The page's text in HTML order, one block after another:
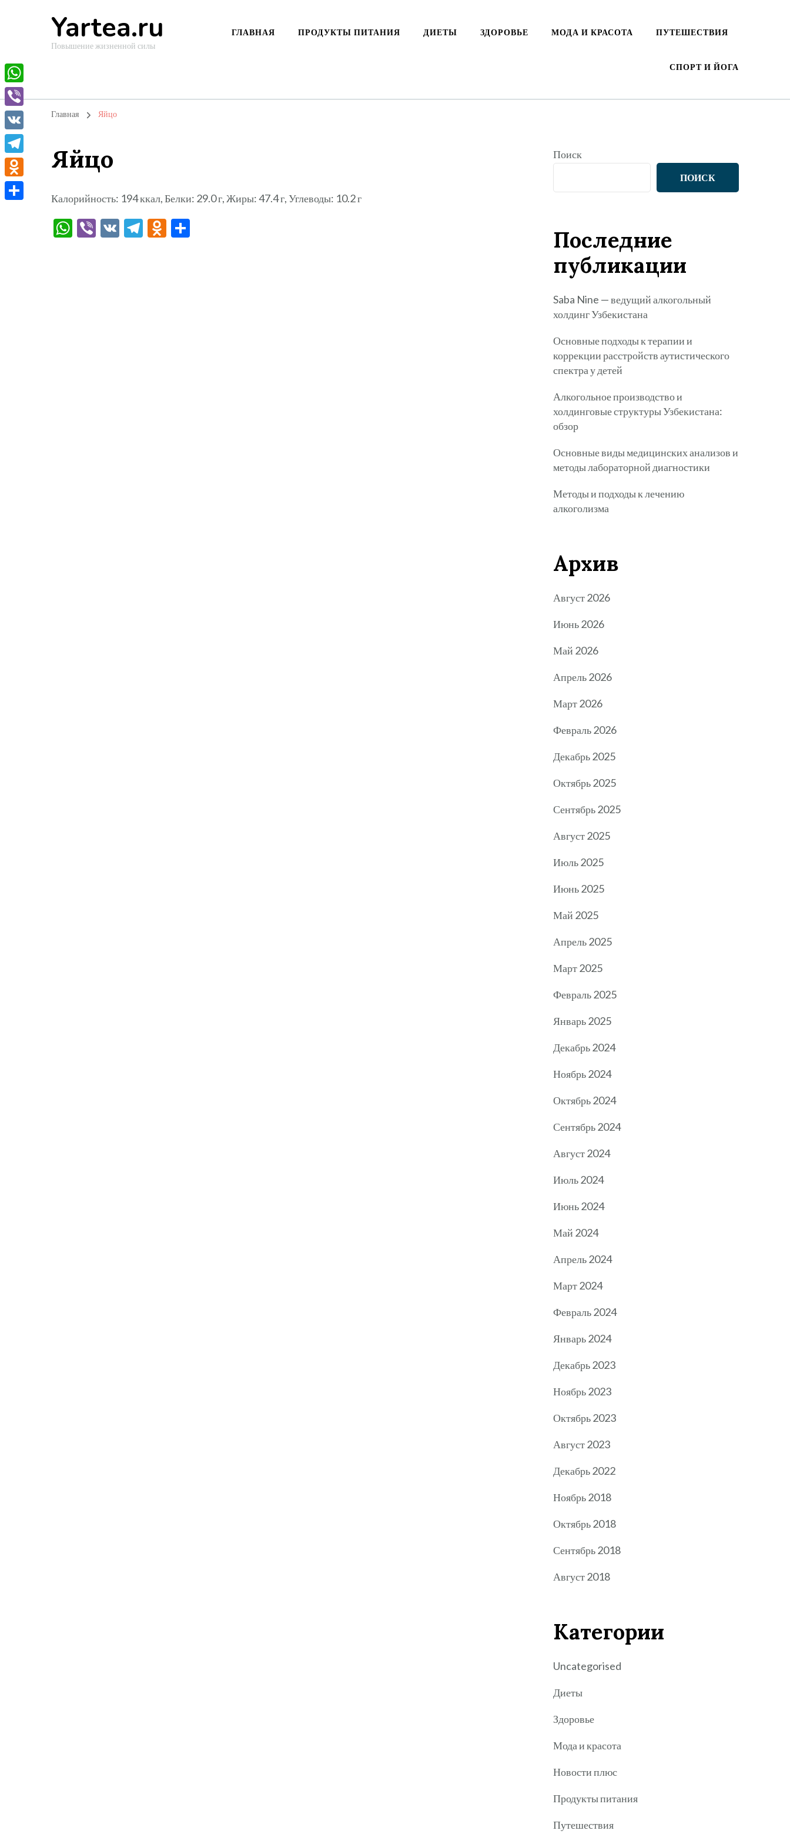
Yartea.ru
Повышение жизненной силы
ГЛАВНАЯ ПРОДУКТЫ ПИТАНИЯ ДИЕТЫ ЗДОРОВЬЕ МОДА И КРАСОТА ПУТЕШЕСТВИЯ
СПОРТ И ЙОГА
Главная Яйцо
Яйцо
Калорийность: 194 ккал, Белки: 29.0 г, Жиры: 47.4 г, Углеводы: 10.2 г
WhatsApp
Viber
VK Telegram
Odnoklassniki
Поиск
ПОИСК
Последние
публикации
Saba Nine — ведущий алкогольный
холдинг Узбекистана
Основные подходы к терапии и
коррекции расстройств аутистического
спектра у детей
Алкогольное производство и
холдинговые структуры Узбекистана:
обзор
Основные виды медицинских анализов и
методы лабораторной диагностики
Методы и подходы к лечению
алкоголизма
Архив
Август 2026
Июнь 2026
Май 2026
Апрель 2026
Март 2026
Февраль 2026
Декабрь 2025
Октябрь 2025
Сентябрь 2025
Август 2025
Июль 2025
Июнь 2025
Май 2025
Апрель 2025
Март 2025
Февраль 2025
Январь 2025
Декабрь 2024
Ноябрь 2024
Октябрь 2024
Сентябрь 2024
Август 2024
Июль 2024
Июнь 2024
Май 2024
Апрель 2024
Март 2024
Февраль 2024
Январь 2024
Декабрь 2023
Ноябрь 2023
Октябрь 2023
Август 2023
Декабрь 2022
Ноябрь 2018
Октябрь 2018
Сентябрь 2018
Август 2018
Категории
Uncategorised
Диеты
Здоровье
Мода и красота
Новости плюс
Продукты питания
Путешествия
WhatsApp
Viber
VK
Telegram
Odnoklassniki